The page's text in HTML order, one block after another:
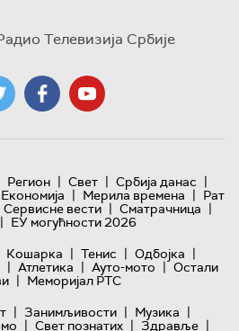
Телевизија Србије
Регион | Свет | Србија данас |
Економија | Мерила времена | Рат
Сервисне вести | Сматрачница |
| ЕУ могућности 2026
Кошарка | Тенис | Одбојка |
| Атлетика | Ауто-мото | Остали
| Меморијал РТС
| Занимљивости | Музика |
| Свет познатих | Здравље |